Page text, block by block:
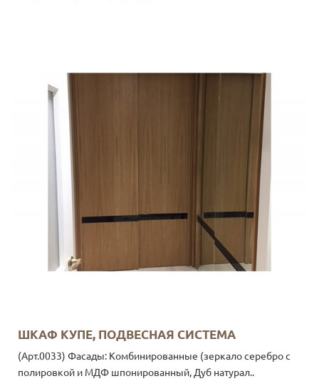
ШКАФ КУПЕ, ПОДВЕСНАЯ СИСТЕМА
(Арт.0033) Фасады: Комбинированные (зеркало серебро с
полировкой и МДФ шпонированный, Дуб натурал..